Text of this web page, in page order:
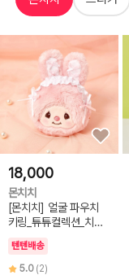
18,000
몬치치
[몬치치] 얼굴 파우치
키링_튜튜컬렉션_치무
텐텐배송
5.0 (2)